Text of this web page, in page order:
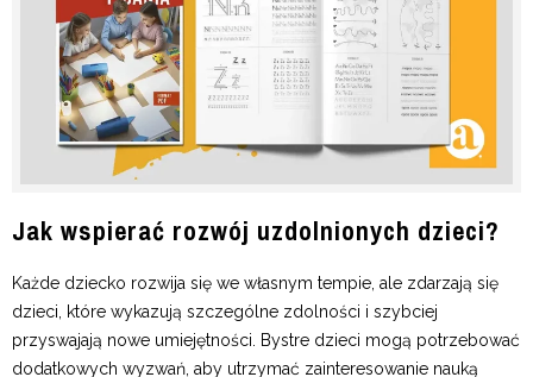
Jak wspierać rozwój uzdolnionych dzieci?
Każde dziecko rozwija się we własnym tempie, ale zdarzają się
dzieci, które wykazują szczególne zdolności i szybciej
przyswajają nowe umiejętności. Bystre dzieci mogą potrzebować
dodatkowych wyzwań, aby utrzymać zainteresowanie nauką